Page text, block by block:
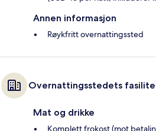
Annen informasjon
Røykfritt overnattingssted
Overnattingsstedets
Mat og drikke
Komplett frokost (mot